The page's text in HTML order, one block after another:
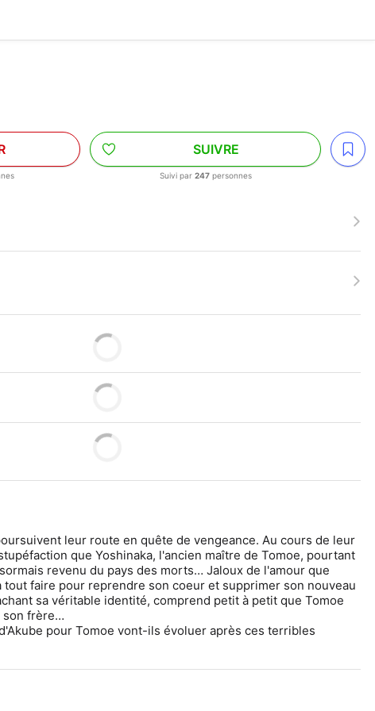
SUIVRE
Suivi par 247personnes
leur route en quête de vengeance. Au cours de leur
que Yoshinaka, l'ancien maître de Tomoe, pourtant
revenu du pays des morts… Jaloux de l'amour que
tout faire pour reprendre son coeur et supprimer son nouveau
sa véritable identité, comprend petit à petit que Tomoe
son frère…
pour Tomoe vont-ils évoluer après ces terribles